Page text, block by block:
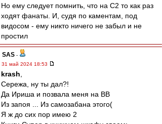
Но ему следует помнить, что на С2 то как раз
ходят фанаты. И, судя по каментам, под
видосом - ему никто ничего не забыл и не
простил
SAS -
31 май 2024 18:53
krash
Сережа, ну ты дал?!
Да Ириша и позвала меня на ВВ
Из запоя ... Из самозабана этого(
Я ж до сих пор имею 2